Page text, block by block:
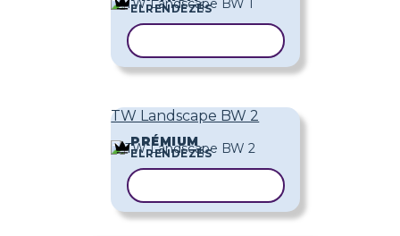
ELRENDEZÉS
TW Landscape BW 2
PRÉMIUM
ELRENDEZÉS